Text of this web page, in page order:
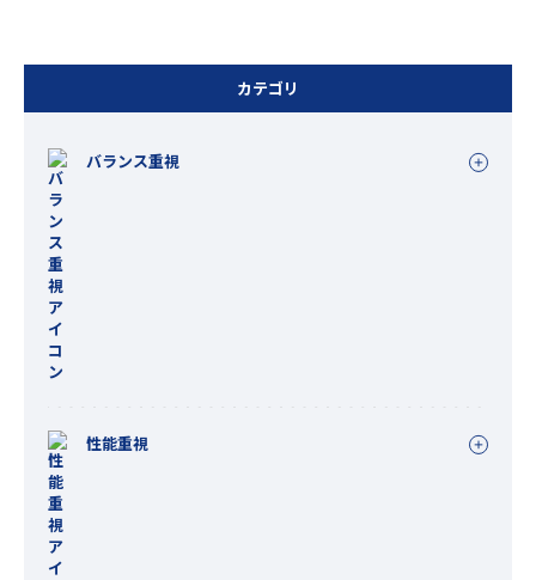
カテゴリ
バランス重視
性能重視